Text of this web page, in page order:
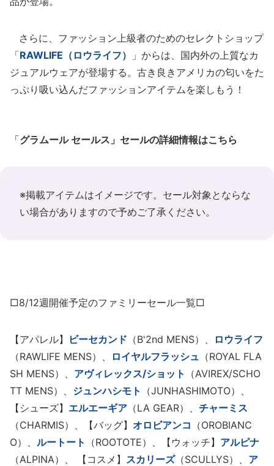
さらに、ファッション上級者のためのセレクトショップ
「RAWLIFE（ロウライフ）
」からは、国内外の上質なカ
ジュアルウェアが登場する。古き良きアメリカの匂いをた
っぷり吸い込んだファッションアイテムを楽しもう！
「グラムール セールス」セールの詳細情報はこちら
※掲載アイテムはイメージです。セール対象とならな
い場合がありますので予めご了承ください。
□8/12週開催予定のファミリーセール一覧□
【アパレル】 ビーセカンド （B'2nd MENS）、
ロウライフ
（RAWLIFE MENS）、
ロイヤルフラッシュ （ROYAL FLA
SH MENS）、 アヴィレックス/ショット
（AVIREX/SCHO
TT MENS）、 ジュンハシモト
（JUNHASHIMOTO）、
【シューズ】 エルエーギア （LA GEAR）、 チャーミス
（CHARMIS）、【バッグ】 オロビアンコ （OROBIANC
O）、 ルートート （ROOTOTE）、【ウォッチ】 アルピナ
（ALPINA）、 【コスメ】 スカリーズ（SCULLYS）、 ア